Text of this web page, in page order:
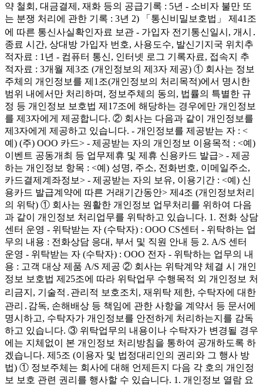
약 철회, 대금결제, 재화 등의 공급기록 : 5년 - 소비자 불만 또
는 분쟁 처리에 관한 기록 : 3년 2) 「통신비밀보호법」 제41조
에 따른 통신사실확인자료 보관 - 가입자 전기통신일시, 개시․
종료 시간, 상대방 가입자 번호, 사용도수, 발신기지국 위치추
적자료 : 1년 - 컴퓨터 통신, 인터넷 로그 기록자료, 접속지 추
적자료 : 3개월 제3조 (개인정보의 제3자 제공) ① 회사는 정보
주체의 개인정보를 제1조(개인정보의 처리목적)에서 명시한
범위 내에서만 처리하며, 정보주체의 동의, 법률의 특별한 규
정 등 개인정보 보호법 제17조에 해당하는 경우에만 개인정보
를 제3자에게 제공합니다. ② 회사는 다음과 같이 개인정보를
제3자에게 제공하고 있습니다. - 개인정보를 제공받는 자 : <
예) (주) OOO 카드> - 제공받는 자의 개인정보 이용목적 : <예)
이벤트 공동개최 등 업무제휴 및 제휴 신용카드 발급> - 제공
하는 개인정보 항목 : <예) 성명, 주소, 전화번호, 이메일주소,
카드결제계좌정보> - 제공받는 자의 보유, 이용기간 : <예) 신
용카드 발급계약에 따른 거래기간동안> 제4조 (개인정보처리
의 위탁) ① 회사는 원활한 개인정보 업무처리를 위하여 다음
과 같이 개인정보 처리업무를 위탁하고 있습니다. 1. 전화 상담
센터 운영 - 위탁받는 자 (수탁자) : OOO CS센터 - 위탁하는 업
무의 내용 : 전화상담 응대, 부서 및 직원 안내 등 2. A/S 센터
운영 - 위탁받는 자 (수탁자) : OOO 전자 - 위탁하는 업무의 내
용 : 고객 대상 제품 A/S 제공 ② 회사는 위탁계약 체결 시 개인
정보 보호법 제25조에 따라 위탁업무 수행목적 외 개인정보 처
리금지, 기술적․관리적 보호조치, 재위탁 제한, 수탁자에 대한
관리․감독, 손해배상 등 책임에 관한 사항을 계약서 등 문서에
명시하고, 수탁자가 개인정보를 안전하게 처리하는지를 감독
하고 있습니다. ③ 위탁업무의 내용이나 수탁자가 변경될 경우
에는 지체없이 본 개인정보 처리방침을 통하여 공개하도록 하
겠습니다. 제5조 (이용자 및 법정대리인의 권리와 그 행사 방
법) ① 정보주체는 회사에 대해 언제든지 다음 각 호의 개인정
보 보호 관련 권리를 행사할 수 있습니다. 1. 개인정보 열람 요